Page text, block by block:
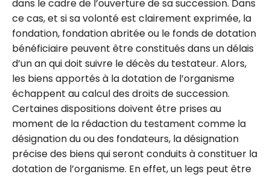
dans le cadre de l’ouverture de sa succession. Dans
ce cas, et si sa volonté est clairement exprimée, la
fondation, fondation abritée ou le fonds de dotation
bénéficiaire peuvent être constitués dans un délais
d’un an qui doit suivre le décès du testateur. Alors,
les biens apportés à la dotation de l’organisme
échappent au calcul des droits de succession.
Certaines dispositions doivent être prises au
moment de la rédaction du testament comme la
désignation du ou des fondateurs, la désignation
précise des biens qui seront conduits à constituer la
dotation de l’organisme. En effet, un legs peut être